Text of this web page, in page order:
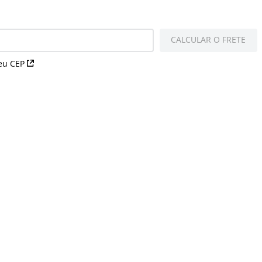
CEP
CALCULAR O FRETE